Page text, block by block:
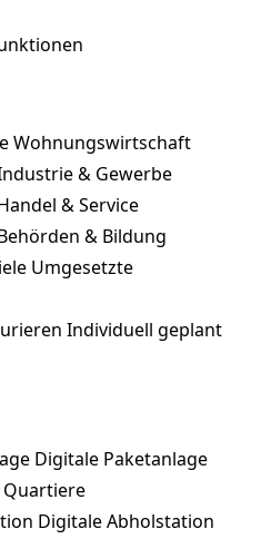
Wohnungswirtschaft
& Gewerbe
& Service
& Bildung
Umgesetzte
Individuell geplant
Digitale Paketanlage
Digitale Abholstation